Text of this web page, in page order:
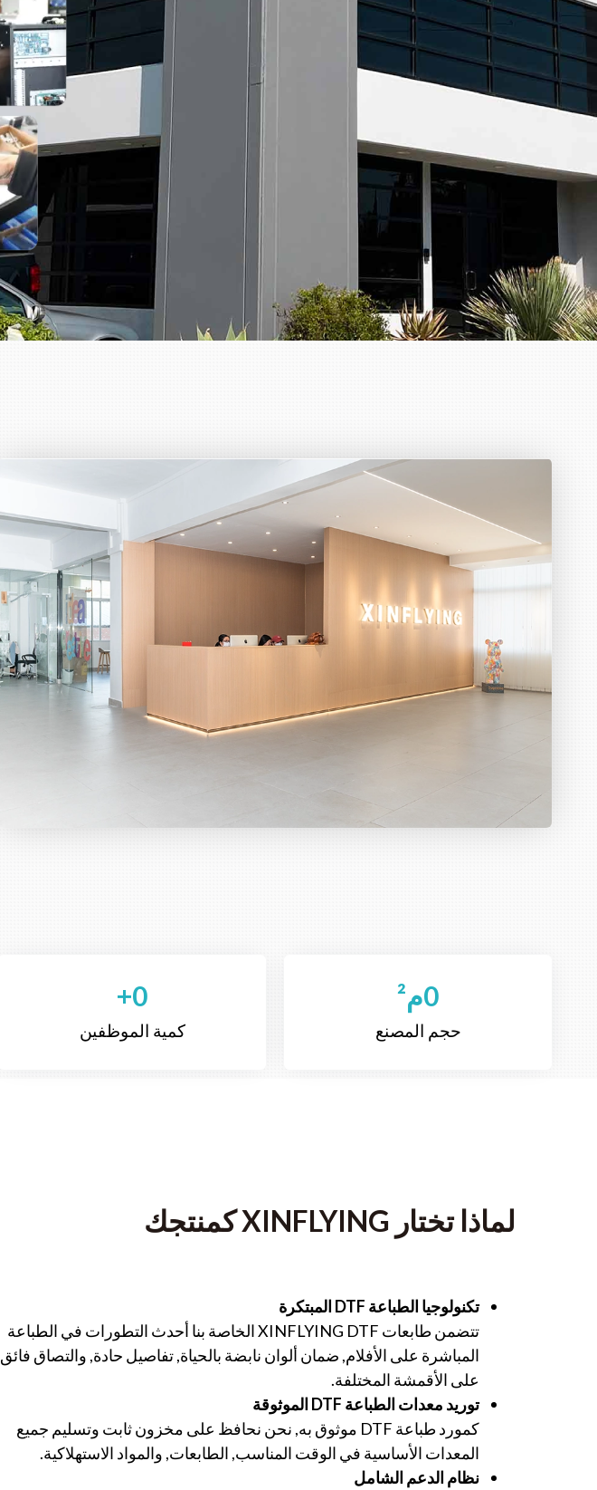
حجم المصنع
0م²
كمية الموظفين
0
+
لماذا تختار XINFLYING كمنتجك
تكنولوجيا الطباعة DTF المبتكرة
تتضمن طابعات XINFLYING DTF الخاصة بنا أحدث التطورات في الطباعة
المباشرة على الأفلام, ضمان ألوان نابضة بالحياة, تفاصيل حادة, والتصاق فائق
على الأقمشة المختلفة.
توريد معدات الطباعة DTF الموثوقة
كمورد طباعة DTF موثوق به, نحن نحافظ على مخزون ثابت وتسليم جميع
المعدات الأساسية في الوقت المناسب, الطابعات, والمواد الاستهلاكية.
نظام الدعم الشامل